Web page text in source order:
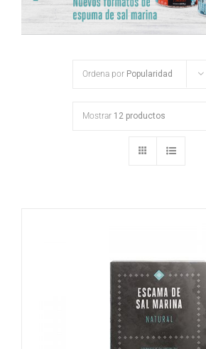
Ordena por Popularidad
Mostrar 12 productos